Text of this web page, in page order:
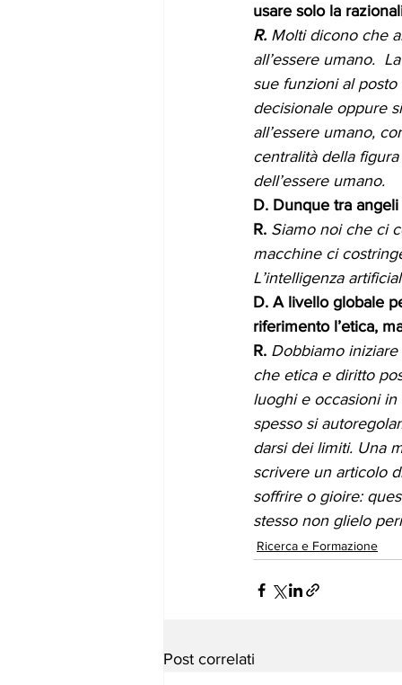
usare solo la
R. Molti dicono che
all’essere umano.
sue funzioni al
decisionale oppure
all’essere umano,
centralità della
dell’essere umano.
D. Dunque tra
R. Siamo noi che ci
macchine ci
L’intelligenza
D. A livello globale
riferimento l’etica,
R. Dobbiamo
che etica e diritto
luoghi e occasioni
spesso si
darsi dei limiti. Una
scrivere un articolo
soffrire o gioire:
stesso non glielo
Ricerca e Formazione
Post correlati